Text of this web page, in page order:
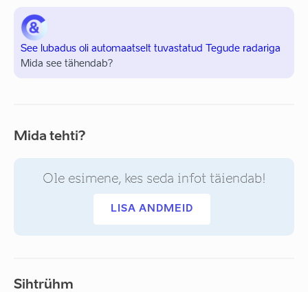
See lubadus oli automaatselt tuvastatud Tegude radariga
Mida see tähendab?
Mida tehti?
Ole esimene, kes seda infot täiendab!
LISA ANDMEID
Sihtrühm